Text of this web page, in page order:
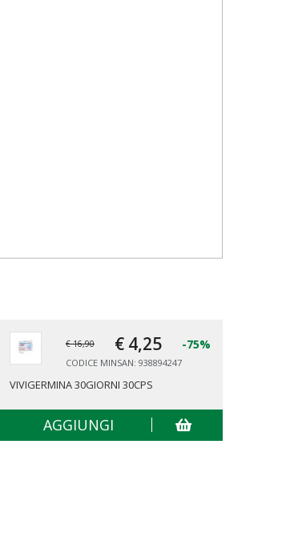
€ 16,90 € 4,25 -75%
CODICE MINSAN: 938894247
VIVIGERMINA 30GIORNI 30CPS
AGGIUNGI